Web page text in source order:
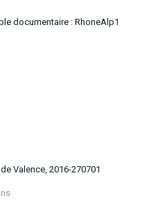
documentaire : RhoneAlp1
Valence, 2016-270701